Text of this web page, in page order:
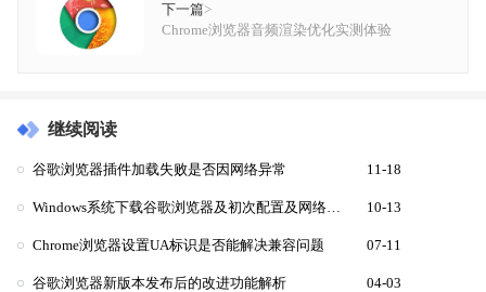
下一篇>
Chrome浏览器音频渲染优化实测体验
继续阅读
谷歌浏览器插件加载失败是否因网络异常 11-18
Windows系统下载谷歌浏览器及初次配置及网络优化 10-13
Chrome浏览器设置UA标识是否能解决兼容问题 07-11
谷歌浏览器新版本发布后的改进功能解析 04-03